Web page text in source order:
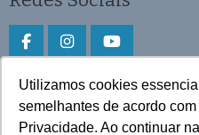
Utilizamos cookies
semelhantes de acordo
Privacidade. Ao continuar
Faça download do
Play Store e App Store